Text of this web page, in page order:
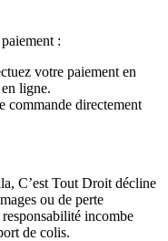
:
votre paiement en
ligne.
commande directement
C’est Tout Droit décline
ou de perte
incombe
de colis.